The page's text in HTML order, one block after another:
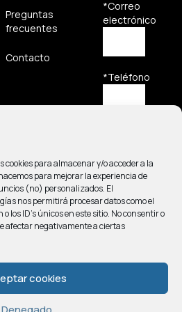
cookies para almacenar y/o acceder a la
para mejorar la experiencia de
(no) personalizados. El
nos permitirá procesar datos como el
los ID's únicos en este sitio. No consentir o
afectar negativamente a ciertas
cookies
Preguntas
frecuentes
Contacto
*Correo
electrónico
*Teléfono
He
elAviso
Política